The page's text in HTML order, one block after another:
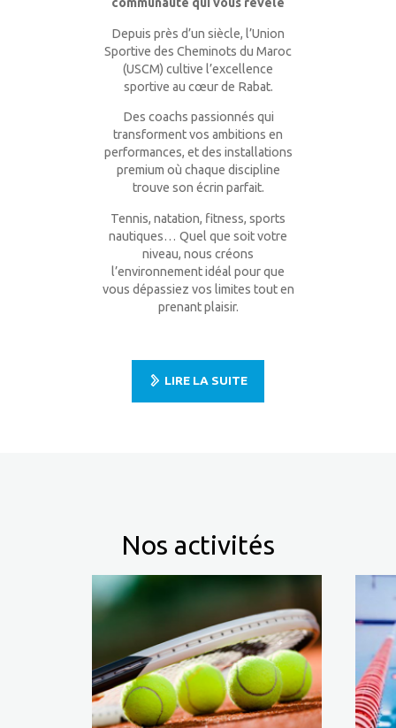
communauté qui vous révèle
Depuis près d’un siècle, l’Union
Sportive des Cheminots du Maroc
(USCM) cultive l’excellence
sportive au cœur de Rabat.
Des coachs passionnés qui
transforment vos ambitions en
performances, et des installations
premium où chaque discipline
trouve son écrin parfait.
Tennis, natation, fitness, sports
nautiques… Quel que soit votre
niveau, nous créons
l’environnement idéal pour que
vous dépassiez vos limites tout en
prenant plaisir.
LIRE LA SUITE
Nos activités